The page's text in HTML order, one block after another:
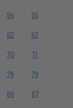
54 55
62 63
70 71
78 79
86 87